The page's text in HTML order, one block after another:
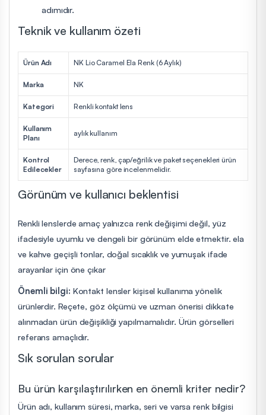
adımıdır.
Teknik ve kullanım özeti
Ürün Adı NK Lio Caramel Ela Renk (6 Aylık)
Marka NK
Kategori Renkli kontakt lens
Kullanım
Planı
aylık kullanım
Kontrol
Edilecekler
Derece, renk, çap/eğrilik ve paket seçenekleri ürün
sayfasına göre incelenmelidir.
Görünüm ve kullanıcı beklentisi
Renkli lenslerde amaç yalnızca renk değişimi değil, yüz
ifadesiyle uyumlu ve dengeli bir görünüm elde etmektir. ela
ve kahve geçişli tonlar, doğal sıcaklık ve yumuşak ifade
arayanlar için öne çıkar
Önemli bilgi: Kontakt lensler kişisel kullanıma yönelik
ürünlerdir. Reçete, göz ölçümü ve uzman önerisi dikkate
alınmadan ürün değişikliği yapılmamalıdır. Ürün görselleri
referans amaçlıdır.
Sık sorulan sorular
Bu ürün karşılaştırılırken en önemli kriter nedir?
Ürün adı, kullanım süresi, marka, seri ve varsa renk bilgisi